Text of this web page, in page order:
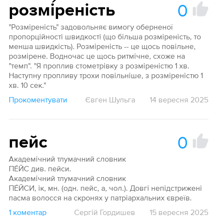
розмі́реність 0
"Розміреність" задовольняє вимогу оберненої
пропорційності швидкості (що більша розміреність, то
менша швидкість). Розміреність -- це щось повільне,
розмірене. Водночас це щось ритмічне, схоже на
"темп". "Я проплив стометрівку з розміреністю 1 хв.
Наступну пропливу трохи повільніше, з розміреністю 1
хв. 10 сек."
Прокоментувати
Євген Шульга 14 вересня 2025
пейс 0
Академічний тлумачний словник
ПЕ́ЙС див. пейси.
Академічний тлумачний словник
ПЕ́ЙСИ, ік, мн. (одн. пейс, а, чол.). Довгі непідстрижені
пасма волосся на скронях у патріархальних євреїв.
1 коментар
Сергій Гордишев 15 вересня 2025